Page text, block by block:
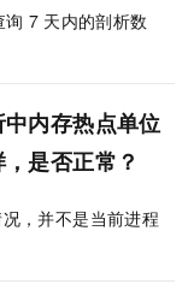
询 7 天内的剖析数
内存热点单位
是否正常？
，并不是当前进程